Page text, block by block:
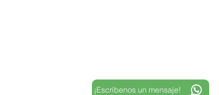
¡Escríbenos un mensaje!